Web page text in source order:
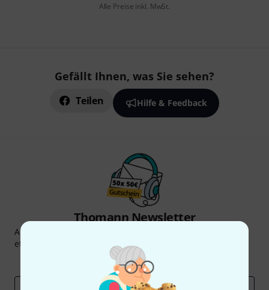
Alle Preise inkl. MwSt.
Gefällt Ihnen, was Sie sehen?
Teilen Hilfe & Feedback
Thomann Newsletter
Abonniere den Thomann Newsletter und gewinne mit
etwas Glück einen von
50 Gutscheinen
Inspirierende Beiträge
Deals